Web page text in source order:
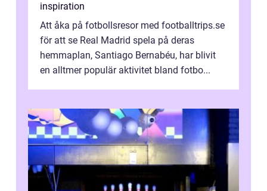
inspiration
Att åka på fotbollsresor med footballtrips.se
för att se Real Madrid spela på deras
hemmaplan, Santiago Bernabéu, har blivit
en alltmer populär aktivitet bland fotbo...